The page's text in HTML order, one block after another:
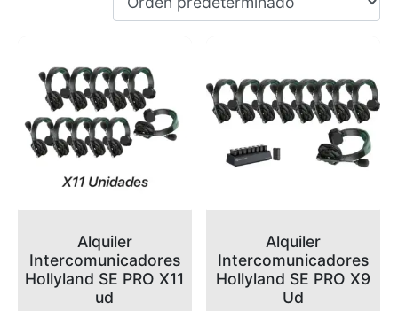
Alquiler
Intercomunicadores
Hollyland SE PRO X11
ud
Alquiler
Intercomunicadores
Hollyland SE PRO X9
Ud